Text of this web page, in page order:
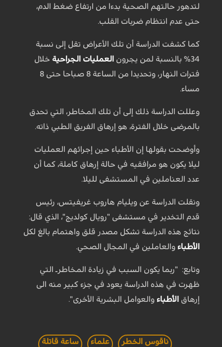
لتدهور حالتهم الصحية بدءا من ارتفاع ضغط الدم،
حتى عدم انتظام ضربات القلب.
كما كشفت الدراسة أن تلك الأعراض تقل إلى نسبة
34% بالنسبة لمن يجرون
العمليات الجراحية خلال
فترات النهار، وتحديدا من الساعة 8 صباحا حتى 8
مساء.
وعللت الدراسة ذلك إلى أن تلك المخاطر، التي تحدق
بالمرضى خلال الفترة، هو إرهاق الفريق الطبي ذاته.
وأوضحت بقولها إن الأطباء حين إجرائهم العمليات
ليلا يكون هو مرافقيه في حالة إرهاق كاملة، كما أن
عدد العناملين في المستشفى لليلا.
ونقلت الدراسة عن ويليام هاروب غريفيتس، رئيس
قدم التخدير في مستشفى "رويال كولديج"، الذي قال:
نتائج هذه الدراسة تشكل مصدر قلق واهتمام بالغ لكل
الأطباءوالعاملين في المجال الصحي.
​وتابع: "ربما يكون السبب في زيادة المخاطرـ التي
ظهرت في هذه الدراسة يعود في جزء كبير منه الى
إرهاق
الأطباءوالعوامل البشرية الأخرى".
ناقوس الخطر علماء ساعة قاتلة